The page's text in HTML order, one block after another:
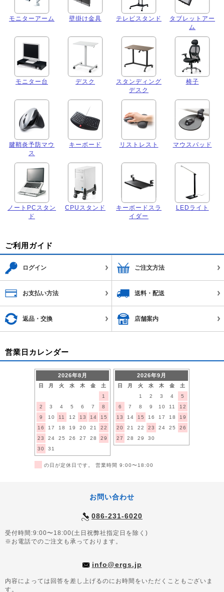
モニターアーム 壁掛け金具 テレビスタンド
タブレットアー
ム
モニター台 デスク
スタンディング
デスク
椅子
腱鞘炎予防マウ
ス
キーボード リストレスト マウスパッド
ノートPCスタン
ド
CPUスタンド
キーボードスラ
イダー
LEDライト
ご利用ガイド
ログイン ご注文方法
お支払い方法 送料・配送
返品・交換 店舗案内
営業日カレンダー
2026年8月
日 月 火 水 木 金
土
1
2
3 4 5 6 7
8
9
10 11 12 13 14
15
16
17 18 19 20 21
22
23
24 25 26 27 28
29
30
31
2026年9月
日 月 火 水 木 金
土
1
2 3 4
5
6
7 8 9 10 11
12
13
14 15 16 17 18
19
20
21 22 23 24 25
26
27
28 29 30
の日が定休日です。 営業時間 9:00〜18:00
お問い合わせ
086-231-6020
受付時間:9:00〜18:00(土日祝弊社指定日を除く)
※お電話でのご注文も承っております。
info@ergs.jp
内容によっては回答を差し上げるのにお時間をいただくこともございま
す。